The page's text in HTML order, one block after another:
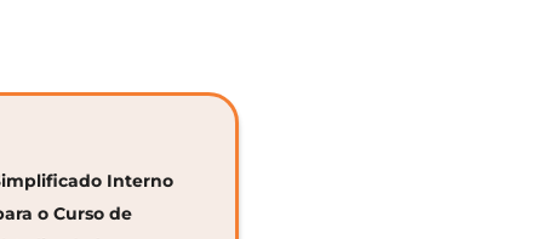
Interno
o Curso de